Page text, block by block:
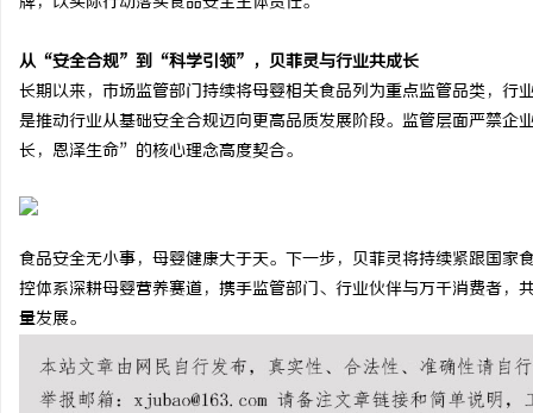
从“安全合规”到“科学引领”，贝菲灵与行业共成长
长期以来，市场监管部门持续将母婴相关食品列为重点监管品类，
是推动行业从基础安全合规迈向更高品质发展阶段。监管层面严禁
长，恩泽生命”的核心理念高度契合。
食品安全无小事，母婴健康大于天。下一步，贝菲灵将持续紧跟国
控体系深耕母婴营养赛道，携手监管部门、行业伙伴与万千消费者
量发展。